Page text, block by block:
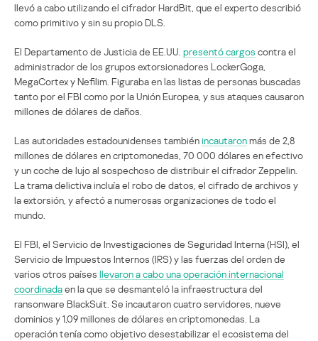
llevó a cabo utilizando el cifrador HardBit, que el experto describió
como primitivo y sin su propio DLS.
El Departamento de Justicia de EE.UU. presentó cargos contra el
administrador de los grupos extorsionadores LockerGoga,
MegaCortex y Nefilim. Figuraba en las listas de personas buscadas
tanto por el FBI como por la Unión Europea, y sus ataques causaron
millones de dólares de daños.
Las autoridades estadounidenses tambiénincautaronmás de 2,8
millones de dólares en criptomonedas, 70 000 dólares en efectivo
y un coche de lujo al sospechoso de distribuir el cifrador Zeppelin.
La trama delictiva incluía el robo de datos, el cifrado de archivos y
la extorsión, y afectó a numerosas organizaciones de todo el
mundo.
El FBI, el Servicio de Investigaciones de Seguridad Interna (HSI), el
Servicio de Impuestos Internos (IRS) y las fuerzas del orden de
varios otros países llevaron a cabo una operación internacional
coordinadaen la que se desmanteló la infraestructura del
ransonware BlackSuit. Se incautaron cuatro servidores, nueve
dominios y 1,09 millones de dólares en criptomonedas. La
operación tenía como objetivo desestabilizar el ecosistema del